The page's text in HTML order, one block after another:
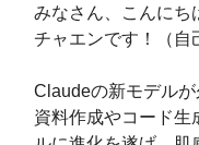
みなさん、こんにち
チャエンです！（自
Claudeの新モデル
資料作成やコード生